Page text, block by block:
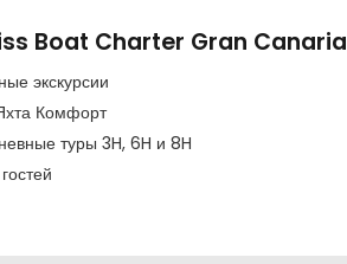
Boat Charter Gran Canaria
экскурсии
Комфорт
туры 3H, 6H и 8H